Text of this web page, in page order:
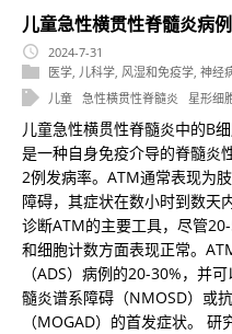
儿童急性横贯性脊髓炎病
2024-7-31
医学 儿科学 风湿和免疫学 神经
儿童 急性横贯性脊髓炎 星形细
儿童急性横贯性脊髓炎中的B
是一种自身免疫介导的脊髓炎
2例发病率。ATM通常表现为
障碍，其症状在数小时到数天
诊断ATM的主要工具，尽管
和细胞计数方面表现正常。
（ADS）病例的20-30%，并
髓炎谱系障碍（NMOSD）或
（MOGAD）的首发症状。